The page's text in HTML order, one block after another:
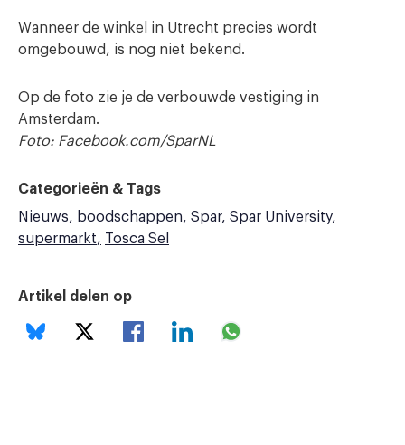
Wanneer de winkel in Utrecht precies wordt
omgebouwd, is nog niet bekend.
Op de foto zie je de verbouwde vestiging in
Amsterdam.
Foto: Facebook.com/SparNL
Categorieën & Tags
Nieuws
boodschappen Spar Spar University
supermarkt
Tosca Sel
Artikel delen op